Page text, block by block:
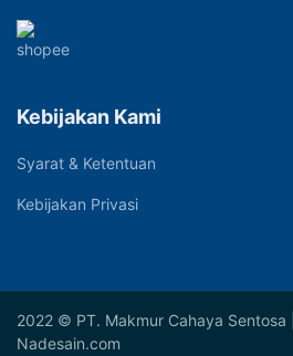
Kebijakan Kami
Syarat & Ketentuan
Kebijakan Privasi
2022 © PT. Makmur Cahaya Sentosa
Nadesain.com